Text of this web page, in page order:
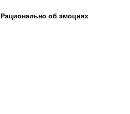
Рационально об эмоциях